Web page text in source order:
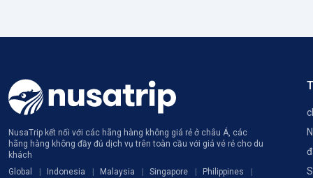
NusaTrip kết nối với các hãng hàng không giá rẻ ở châu Á, các
hãng hàng không đầy đủ dịch vụ trên toàn cầu với giá vé rẻ cho du
khách
Global
Indonesia Malaysia Singapore
Philippines